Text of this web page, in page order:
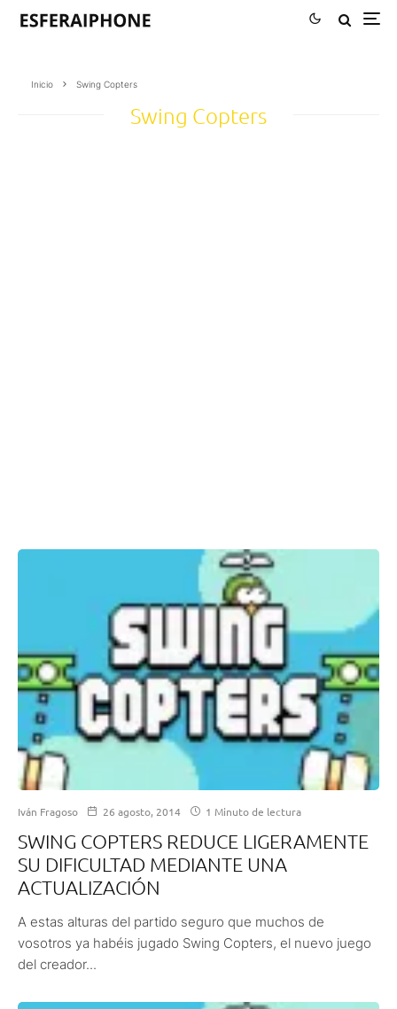
Inicio Swing Copters
Swing Copters
Iván Fragoso 26 agosto, 2014 1 Minuto de lectura
SWING COPTERS REDUCE LIGERAMENTE
SU DIFICULTAD MEDIANTE UNA
ACTUALIZACIÓN
A estas alturas del partido seguro que muchos de
vosotros ya habéis jugado Swing Copters, el nuevo juego
del creador...